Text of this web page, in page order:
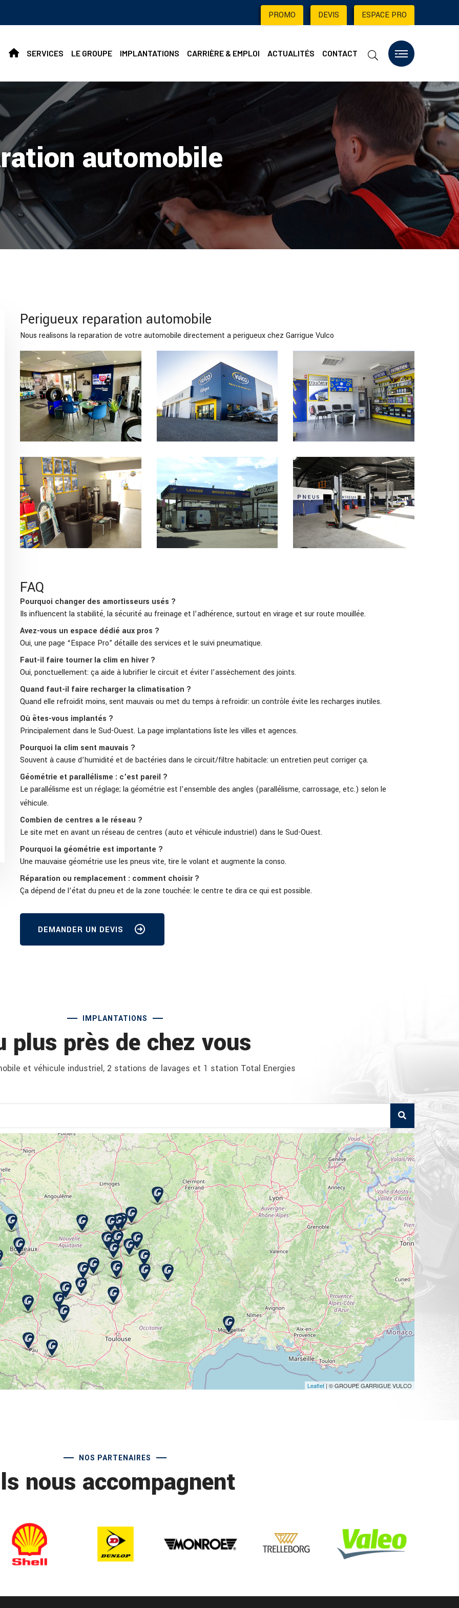
PROMO | DEVIS | ESPACE PRO
SERVICES LE GROUPE IMPLANTATIONS CARRIÈRE & EMPLOI ACTUALITÉS CONTACT
automobile
Perigueux reparation automobile
Nous realisons la reparation de votre automobile directement a perigueux chez Garrigue Vulco
FAQ
Pourquoi changer des amortisseurs usés ?
Ils influencent la stabilité, la sécurité au freinage et l’adhérence, surtout en virage et sur route mouillée.
Avez-vous un espace dédié aux pros ?
Oui, une page “Espace Pro” détaille des services et le suivi pneumatique.
Faut-il faire tourner la clim en hiver ?
Oui, ponctuellement: ça aide à lubrifier le circuit et éviter l’assèchement des joints.
Quand faut-il faire recharger la climatisation ?
Quand elle refroidit moins, sent mauvais ou met du temps à refroidir: un contrôle évite les recharges inutiles.
Où êtes-vous implantés ?
Principalement dans le Sud-Ouest. La page implantations liste les villes et agences.
Pourquoi la clim sent mauvais ?
Souvent à cause d’humidité et de bactéries dans le circuit/filtre habitacle: un entretien peut corriger ça.
Géométrie et parallélisme : c’est pareil ?
Le parallélisme est un réglage; la géométrie est l’ensemble des angles (parallélisme, carrossage, etc.) selon le
véhicule.
Combien de centres a le réseau ?
Le site met en avant un réseau de centres (auto et véhicule industriel) dans le Sud-Ouest.
Pourquoi la géométrie est importante ?
Une mauvaise géométrie use les pneus vite, tire le volant et augmente la conso.
Réparation ou remplacement : comment choisir ?
Ça dépend de l’état du pneu et de la zone touchée: le centre te dira ce qui est possible.
DEMANDER UN DEVIS
IMPLANTATIONS
plus près de chez vous
et véhicule industriel, 2 stations de lavages et 1 station Total Energies
Leaflet | © GROUPE GARRIGUE VULCO
NOS PARTENAIRES
nous accompagnent